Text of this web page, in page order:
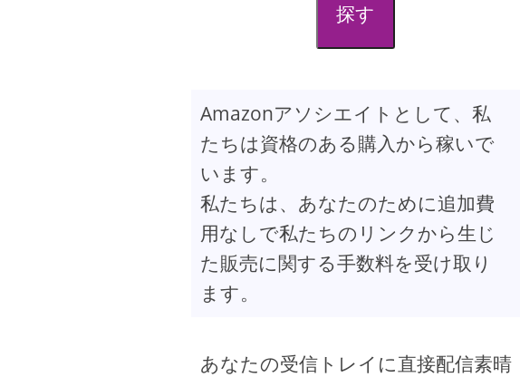
探す
Amazonアソシエイトとして、私
たちは資格のある購入から稼いで
います。
私たちは、あなたのために追加費
用なしで私たちのリンクから生じ
た販売に関する手数料を受け取り
ます。
あなたの受信トレイに直接配信素晴